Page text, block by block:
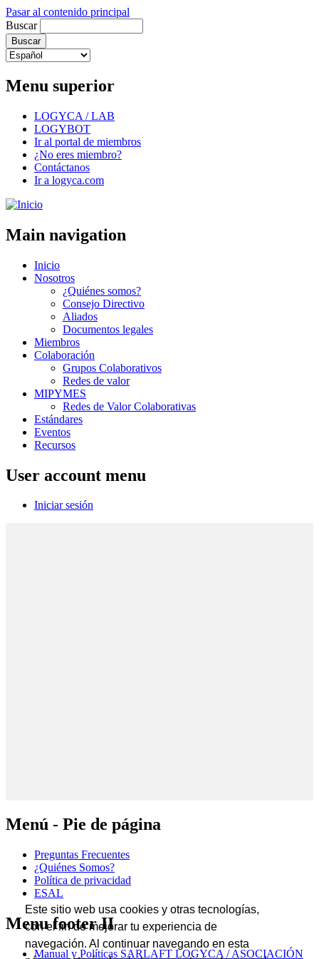
Este sitio web usa cookies y otras tecnologías,
con el fin de mejorar tu experiencia de
navegación. Al continuar navegando en esta
Pasar al contenido principal
Buscar
Menu superior
LOGYCA / LAB
LOGYBOT
Ir al portal de miembros
¿No eres miembro?
Contáctanos
Ir a logyca.com
Main navigation
Inicio
Nosotros
¿Quiénes somos?
Consejo Directivo
Aliados
Documentos legales
Miembros
Colaboración
Grupos Colaborativos
Redes de valor
MIPYMES
Redes de Valor Colaborativas
Estándares
Eventos
Recursos
User account menu
Iniciar sesión
Menú - Pie de página
Preguntas Frecuentes
¿Quiénes Somos?
Política de privacidad
ESAL
Menu footer II
Manual y Políticas SARLAFT LOGYCA / ASOCIACIÓN